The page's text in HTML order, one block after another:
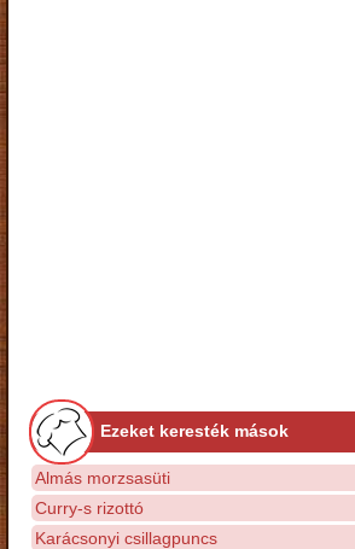
Ezeket keresték mások
Almás morzsasüti
Curry-s rizottó
Karácsonyi csillagpuncs